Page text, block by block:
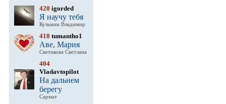
420 igorded
Я научу тебя
Кузьмин Владимир
418 tumantho1
Аве, Мария
Светикова Светлана
404
Vladavtopilot
На дальнем
берегу
Сармат